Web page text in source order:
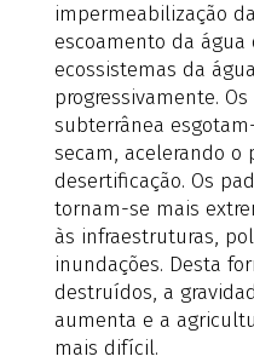
impermeabilização
escoamento da água
ecossistemas da
progressivamente.
subterrânea
secam, acelerando o
desertificação. Os
tornam-se mais
às infraestruturas,
inundações. Desta
destruídos, a
aumenta e a
mais difícil.